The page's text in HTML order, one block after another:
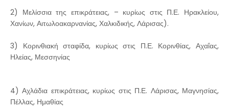
2) Μελίσσια της επικράτειας, – κυρίως στις Π.Ε. Ηρακλείου,
Χανίων, Αιτωλοακαρνανίας, Χαλκιδικής, Λάρισας).
3) Κορινθιακή σταφίδα, κυρίως στις Π.Ε. Κορινθίας, Αχαΐας,
Ηλείας, Μεσσηνίας
4) Αχλάδια επικράτειας, κυρίως στις Π.Ε. Λάρισας, Μαγνησίας,
Πέλλας, Ημαθίας